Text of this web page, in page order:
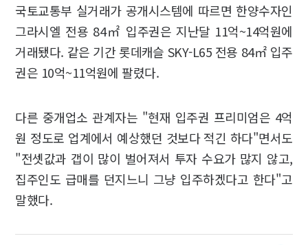
국토교통부 실거래가 공개시스템에 따르면 한양수자인
그라시엘 전용 84㎡ 입주권은 지난달 11억~14억원에
거래됐다. 같은 기간 롯데캐슬 SKY-L65 전용 84㎡ 입주
권은 10억~11억원에 팔렸다.
다른 중개업소 관계자는 "현재 입주권 프리미엄은 4억
원 정도로 업계에서 예상했던 것보다 적긴 하다"면서도
"전셋값과 갭이 많이 벌어져서 투자 수요가 많지 않고,
집주인도 급매를 던지느니 그냥 입주하겠다고 한다"고
말했다.